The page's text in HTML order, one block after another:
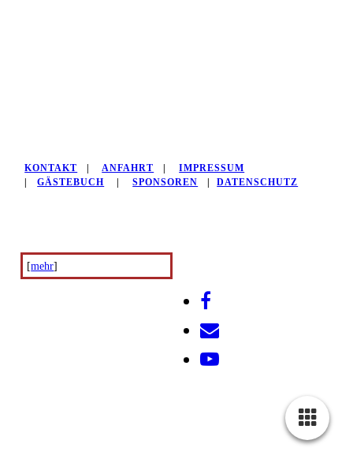
KONTAKT |ANFAHRT |IMPRESSUM
|GÄSTEBUCH |SPONSOREN |DATENSCHUTZ
[mehr]